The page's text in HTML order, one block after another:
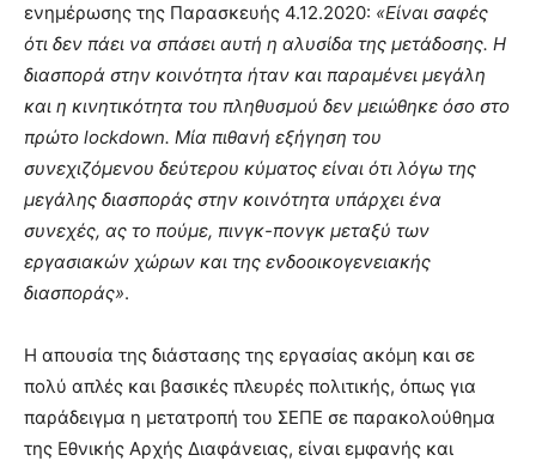
ενημέρωσης της Παρασκευής 4.12.2020: «Είναι σαφές
ότι δεν πάει να σπάσει αυτή η αλυσίδα της μετάδοσης. Η
διασπορά στην κοινότητα ήταν και παραμένει μεγάλη
και η κινητικότητα του πληθυσμού δεν μειώθηκε όσο στο
πρώτο lockdown. Μία πιθανή εξήγηση του
συνεχιζόμενου δεύτερου κύματος είναι ότι λόγω της
μεγάλης διασποράς στην κοινότητα υπάρχει ένα
συνεχές, ας το πούμε, πινγκ-πονγκ μεταξύ των
εργασιακών χώρων και της ενδοοικογενειακής
διασποράς».
Η απουσία της διάστασης της εργασίας ακόμη και σε
πολύ απλές και βασικές πλευρές πολιτικής, όπως για
παράδειγμα η μετατροπή του ΣΕΠΕ σε παρακολούθημα
της Εθνικής Αρχής Διαφάνειας, είναι εμφανής και